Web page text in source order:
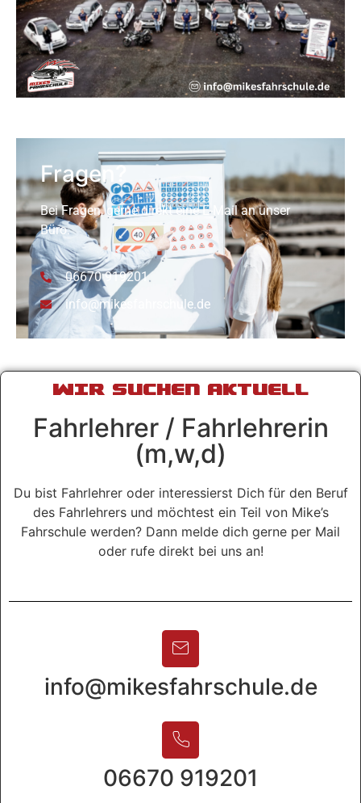
Fragen?
Bei Fragen, gerne direkt eine E-Mail an unser
Büro.
06670 919201
info@mikesfahrschule.de
WIR SUCHEN AKTUELL
Fahrlehrer / Fahrlehrerin
(m,w,d)
Du bist Fahrlehrer oder interessierst Dich für den Beruf
des Fahrlehrers und möchtest ein Teil von Mike’s
Fahrschule werden? Dann melde dich gerne per Mail
oder rufe direkt bei uns an!
info@mikesfahrschule.de
06670 919201